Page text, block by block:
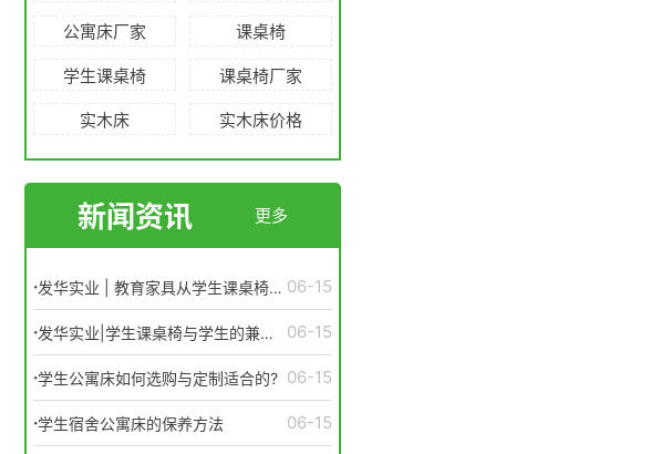
公寓床厂家 课桌椅
学生课桌椅 课桌椅厂家
实木床 实木床价格
新闻资讯 更多
·发华实业 | 教育家具从学生课桌椅的
变化看教学设备的发展历程
06-15
·发华实业|学生课桌椅与学生的兼容
性不可低估
06-15
·学生公寓床如何选购与定制适合的? 06-15
·学生宿舍公寓床的保养方法 06-15